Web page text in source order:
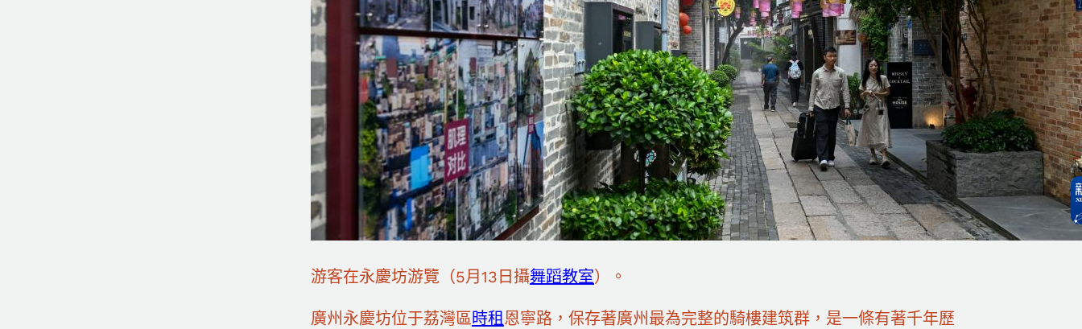
游客在永慶坊游覽（5月13日攝舞蹈教室）。
廣州永慶坊位于荔灣區 時租 恩寧路，保存著廣州最為完整的騎樓建筑群，是一條有著千年歷